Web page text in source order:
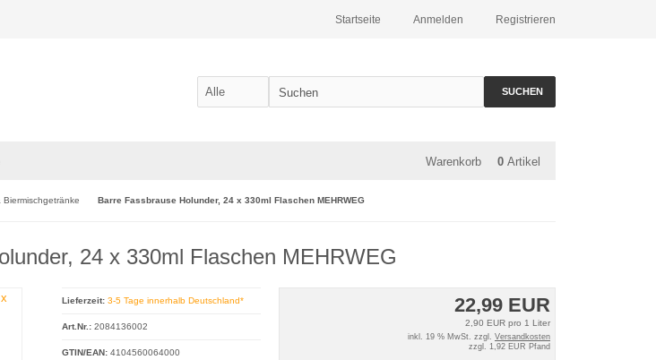
Registrieren
Anmelden
Startseite
SUCHEN
Warenkorb 0 Artikel
Biermischgetränke Barre Fassbrause Holunder, 24 x 330ml Flaschen MEHRWEG
24 x 330ml Flaschen MEHRWEG
22,99 EUR
2,90 EUR pro 1 Liter
inkl. 19 % MwSt. zzgl. Versandkosten
zzgl. 1,92 EUR Pfand
Lieferzeit: 3-5 Tage innerhalb Deutschland*
Art.Nr.: 2084136002
GTIN/EAN: 4104560064000